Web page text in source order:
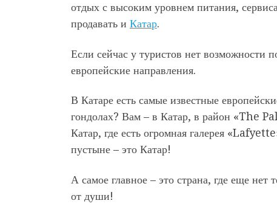
отдых с высоким уровнем питания,
продавать и Катар.
Если сейчас у туристов нет возможности
европейские направления.
В Катаре есть самые известные
гондолах? Вам – в Катар, в район «The
Катар, где есть огромная галерея
пустыне – это Катар!
А самое главное – это страна, где еще
от души!